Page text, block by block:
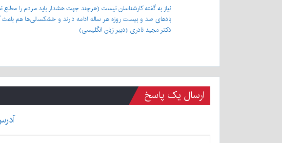
نیاز به گفته کارشناسان نیست (هرچند جهت هشدار باید مردم را
بادهای صد و بیست روزه هر ساله ادامه دارند و خشکسالی‌ها هم
دکتر مجید نادری (دبیر زبان انگلیسی)
ارسال یک پاسخ